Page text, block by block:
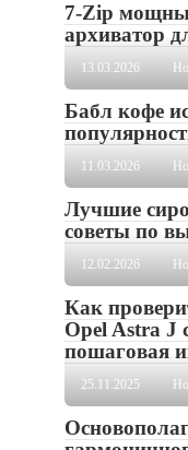
7-Zip
архиватор
13.03.2026
Бабл кофе
11.03.2026
Лучшие
советы по
12.02.2026
Как
Opel Astra J
пошаговая
25.11.2025